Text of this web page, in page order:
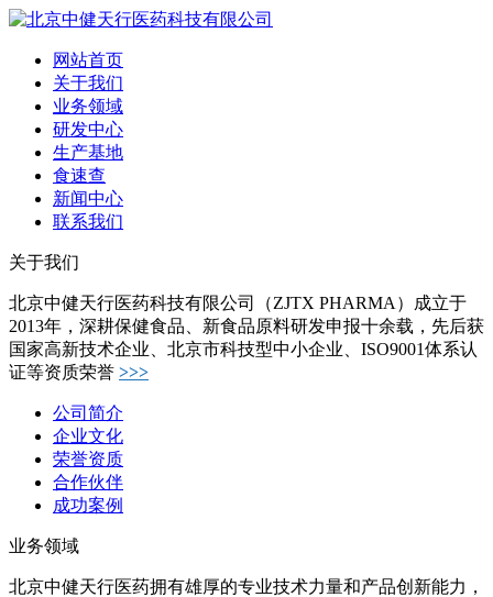
网站首页
关于我们
业务领域
研发中心
生产基地
食速查
新闻中心
联系我们
关于我们
北京中健天行医药科技有限公司（ZJTX PHARMA）成立于
2013年，深耕保健食品、新食品原料研发申报十余载，先后获
国家高新技术企业、北京市科技型中小企业、ISO9001体系认
证等资质荣誉 >>>
公司简介
企业文化
荣誉资质
合作伙伴
成功案例
业务领域
北京中健天行医药拥有雄厚的专业技术力量和产品创新能力，